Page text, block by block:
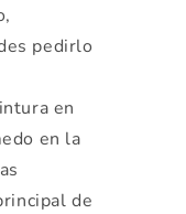
pedirlo
en
en la
de